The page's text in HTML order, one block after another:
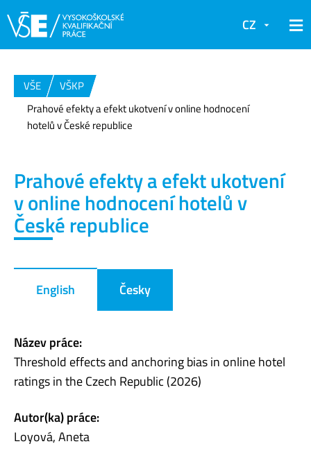
CZ
VŠE
VŠKP
Prahové efekty a efekt ukotvení v online hodnocení
hotelů v České republice
Prahové efekty a efekt ukotvení
v online hodnocení hotelů v
České republice
English Česky
Název práce:
Threshold effects and anchoring bias in online hotel
ratings in the Czech Republic (2026)
Autor(ka) práce:
Loyová, Aneta